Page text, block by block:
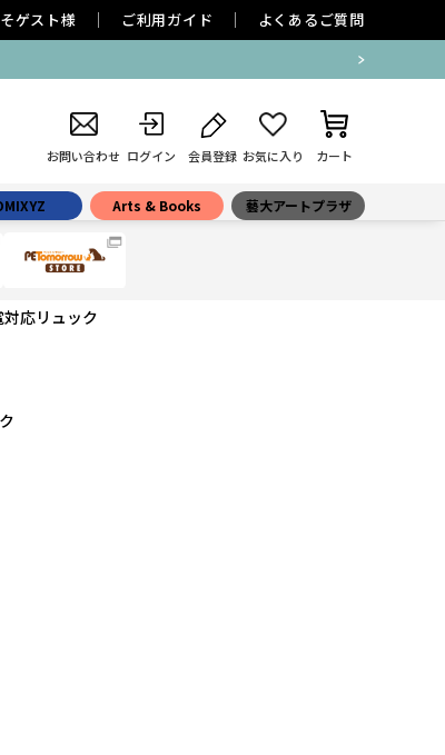
ゲスト様 ご利用ガイド よくあるご質問
お問い合わせ ログイン 会員登録 お気に入り カート
Arts & Books 藝大アートプラザ
応リュック